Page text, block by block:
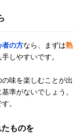
者の方なら、まずは熟
しやすいです。
味を楽しむことが出
準がないでしょう。
。
ものを